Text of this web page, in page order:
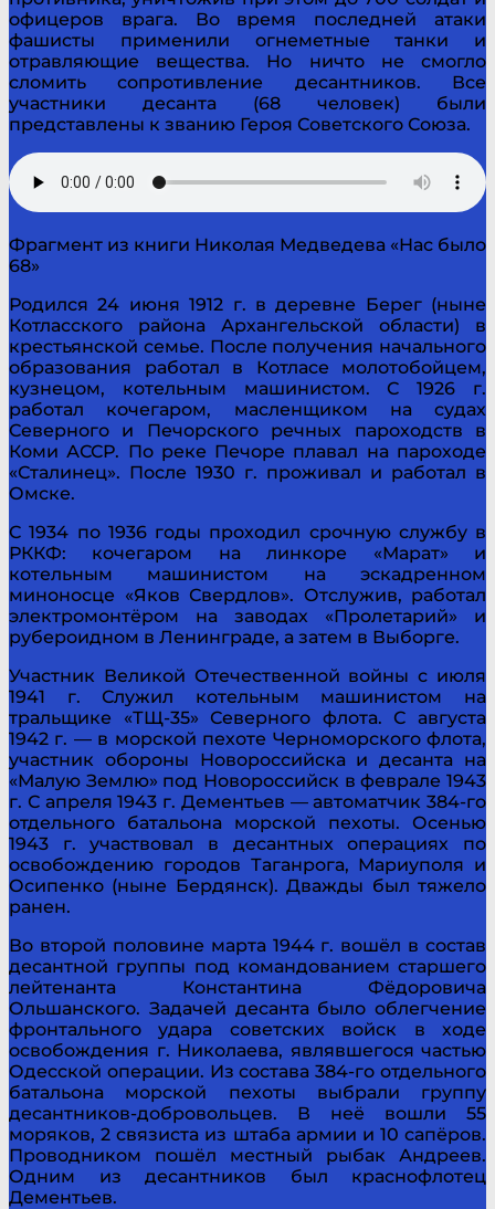
офицеров врага. Во время последней атаки
фашисты применили огнеметные танки и
отравляющие вещества. Но ничто не смогло
сломить сопротивление десантников. Все
участники десанта (68 человек) были
представлены к званию Героя Советского Союза.
Фрагмент из книги Николая Медведева «Нас было
68»
Родился 24 июня 1912 г. в деревне Берег (ныне
Котласского района Архангельской области) в
крестьянской семье. После получения начального
образования работал в Котласе молотобойцем,
кузнецом, котельным машинистом. С 1926 г.
работал кочегаром, масленщиком на судах
Северного и Печорского речных пароходств в
Коми АССР. По реке Печоре плавал на пароходе
«Сталинец». После 1930 г. проживал и работал в
Омске.
С 1934 по 1936 годы проходил срочную службу в
РККФ: кочегаром на линкоре «Марат» и
котельным машинистом на эскадренном
миноносце «Яков Свердлов». Отслужив, работал
электромонтёром на заводах «Пролетарий» и
рубероидном в Ленинграде, а затем в Выборге.
Участник Великой Отечественной войны с июля
1941 г. Служил котельным машинистом на
тральщике «ТЩ-35» Северного флота. С августа
1942 г. — в морской пехоте Черноморского флота,
участник обороны Новороссийска и десанта на
«Малую Землю» под Новороссийск в феврале 1943
г. С апреля 1943 г. Дементьев — автоматчик 384-го
отдельного батальона морской пехоты. Осенью
1943 г. участвовал в десантных операциях по
освобождению городов Таганрога, Мариуполя и
Осипенко (ныне Бердянск). Дважды был тяжело
ранен.
Во второй половине марта 1944 г. вошёл в состав
десантной группы под командованием старшего
лейтенанта Константина Фёдоровича
Ольшанского. Задачей десанта было облегчение
фронтального удара советских войск в ходе
освобождения г. Николаева, являвшегося частью
Одесской операции. Из состава 384-го отдельного
батальона морской пехоты выбрали группу
десантников-добровольцев. В неё вошли 55
моряков, 2 связиста из штаба армии и 10 сапёров.
Проводником пошёл местный рыбак Андреев.
Одним из десантников был краснофлотец
Дементьев.